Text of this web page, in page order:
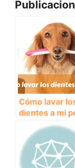
Cómo lavar
dientes a mi